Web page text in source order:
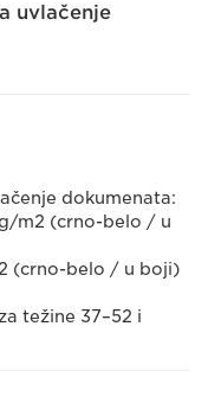
uvlačenje
dokumenata:
m2 (crno-belo / u
(crno-belo / u boji)
težine 37–52 i